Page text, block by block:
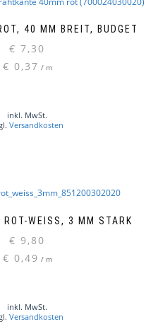
40 MM BREIT, BUDGET
€ 7,30
€ 0,37 / m
inkl. MwSt.
Versandkosten
WEISS, 3 MM STARK
€ 9,80
€ 0,49 / m
inkl. MwSt.
Versandkosten